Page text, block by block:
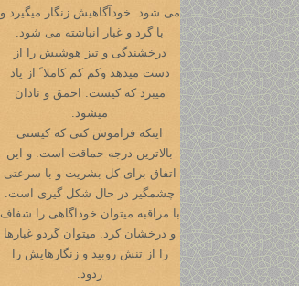
می شود. خودآگاهیش زنگار میگیرد و
با گرد و غبار انباشته می شود.
درخشندگی و تیز هوشیش را از
دست میدهد وکم کم کاملا ً از یاد
میبرد که کیست. احمق و نادان
میشود.
اینکه فراموش کنی که کیستی
بالاترین درجه حماقت است. و این
اتفاق برای کل بشریت و با سرعتی
چشمگیر در حال شکل گیری است.
با مراقبه میتوان خودآگاهی را شفاف
و درخشان کرد. میتوان گردو غبارها
را از تنش روبید و زنگارهایش را
زدود.